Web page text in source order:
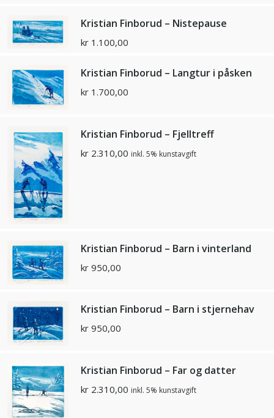
Kristian Finborud – Nistepause
kr 1.100,00
Kristian Finborud – Langtur i påsken
kr 1.700,00
Kristian Finborud – Fjelltreff
kr 2.310,00 inkl. 5% kunstavgift
Kristian Finborud – Barn i vinterland
kr 950,00
Kristian Finborud – Barn i stjernehav
kr 950,00
Kristian Finborud – Far og datter
kr 2.310,00 inkl. 5% kunstavgift